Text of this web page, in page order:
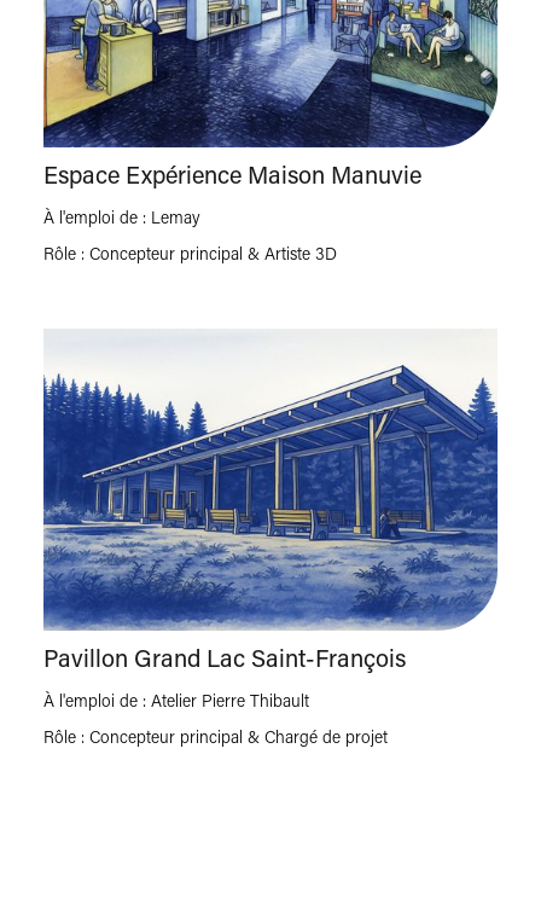
XP/P
Espace Expérience Maison Manuvie
À l'emploi de : Lemay
Rôle : Concepteur principal & Artiste 3D
XP/P
Pavillon Grand Lac Saint-François
À l'emploi de : Atelier Pierre Thibault
Rôle : Concepteur principal & Chargé de projet